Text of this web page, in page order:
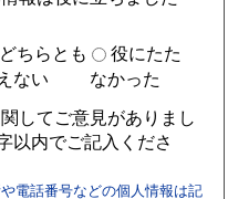
どちらとも
ない
役にたた
なかった
してご意見がありまし
以内でご記入くださ
や電話番号などの個人情報は記